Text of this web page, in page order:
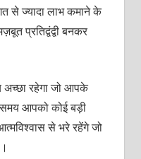
से ज्यादा लाभ कमाने के
प्रतिद्वंद्वी बनकर
अच्छा रहेगा जो आपके
समय आपको कोई बड़ी
से भरे रहेंगे जो